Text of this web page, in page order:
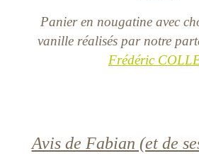
Panier en nougatine avec
vanille réalisés par notre
Frédéric
Avis de Fabian (et de